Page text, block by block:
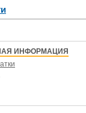
ИНФОРМАЦИЯ